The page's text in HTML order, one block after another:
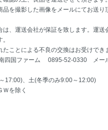
を撮影した画像をメールにてお送り
、運送会社が保証を致します。運送
ことによる不良の交換はお受けでき
南四国ファーム 0895-52-0330 メー
17:00)、土(冬季のみ9:00～12:00)
を除く